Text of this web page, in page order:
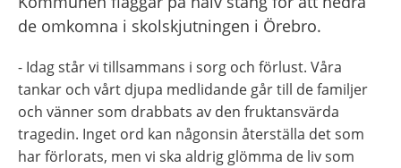
de omkomna i skolskjutningen i Örebro.
- Idag står vi tillsammans i sorg och förlust. Våra
tankar och vårt djupa medlidande går till de familjer
och vänner som drabbats av den fruktansvärda
tragedin. Inget ord kan någonsin återställa det som
har förlorats, men vi ska aldrig glömma de liv som